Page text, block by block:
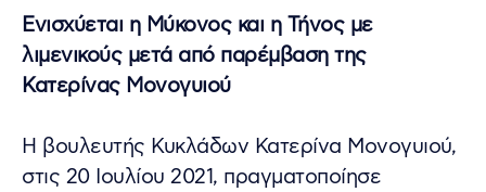
Ενισχύεται η Μύκονος και η Τήνος με
λιμενικούς μετά από παρέμβαση της
Κατερίνας Μονογυιού
Η βουλευτής Κυκλάδων Κατερίνα Μονογυιού,
στις 20 Ιουλίου 2021, πραγματοποίησε